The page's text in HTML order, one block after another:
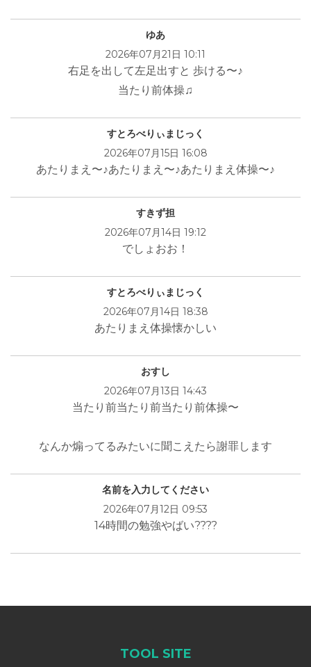
ゆあ
2026年07月21日 10:11
右足を出して左足出すと 歩ける〜♪
当たり前体操♫
すとろべりぃまじっく
2026年07月15日 16:08
あたりまえ〜♪あたりまえ〜♪あたりまえ体操〜♪
すきず担
2026年07月14日 19:12
でしょおお！
すとろべりぃまじっく
2026年07月14日 18:38
あたりまえ体操懐かしい
おすし
2026年07月13日 14:43
当たり前当たり前当たり前体操〜
なんか煽ってるみたいに聞こえたら謝罪します
名前を入力してください
2026年07月12日 09:53
14時間の勉強やばい????
TOOL SITE